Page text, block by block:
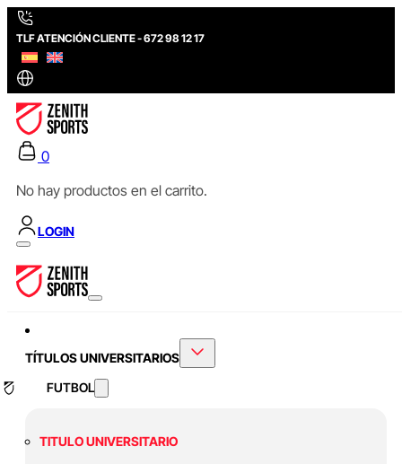
TLF ATENCIÓN CLIENTE - 672 98 12 17
0
No hay productos en el carrito.
LOGIN
TÍTULOS UNIVERSITARIOS
FUTBOL
TITULO UNIVERSITARIO